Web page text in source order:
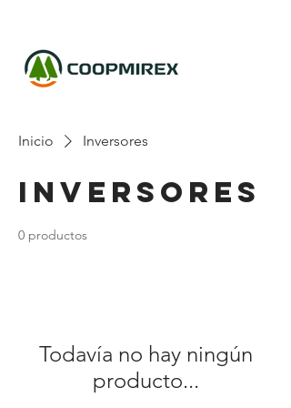
Inicio Inversores
Inversores
0 productos
Todavía no hay ningún
producto...